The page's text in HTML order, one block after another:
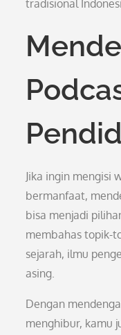
tradisional
Jika ingin mengisi
bermanfaat,
bisa menjadi
membahas topik-
sejarah, ilmu
asing.
Dengan
menghibur, kamu